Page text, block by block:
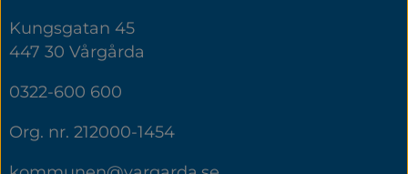
Kungsgatan 45
447 30 Vårgårda
0322-600 600
Org. nr. 212000-1454